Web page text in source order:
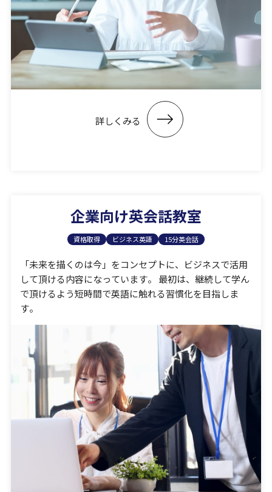
詳しくみる
企業向け英会話教室
資格取得 ビジネス英語 15分英会話
「未来を描くのは今」をコンセプトに、ビジネスで活⽤
して頂ける内容になっています。 最初は、継続して学ん
で頂けるよう短時間で英語に触れる習慣化を⽬指しま
す。